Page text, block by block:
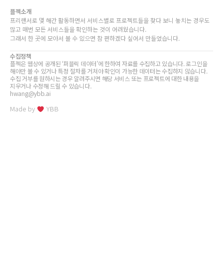
플젝소개
프리랜서로 몇 해간 활동하면서 서비스별로 프로젝트들을 찾다 보니 놓치는 경우도
많고 매번 모든 서비스들을 확인하는 것이 어려웠습니다.
그래서 한 곳에 모아서 볼 수 있으면 참 편하겠다 싶어서 만들었습니다.
수집정책
플젝은 웹상에 공개된 ‘퍼블릭 데이터’에 한하여 자료를 수집하고 있습니다. 로그인을
해야만 볼 수 있거나 특정 절차를 거쳐야 확인이 가능한 데이터는 수집하지 않습니다.
수집 거부를 원하시는 경우 알려주시면 해당 서비스 또는 프로젝트에 대한 내용을
지우거나 수정해 드릴 수 있습니다.
hwang@ybb.ai
Made by YBB